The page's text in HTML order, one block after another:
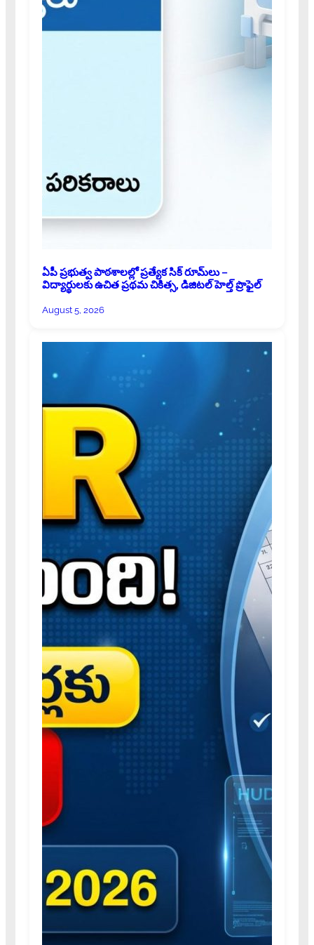
ఏపీ ప్రభుత్వ పాఠశాలల్లో ప్రత్యేక సిక్ రూమ్‌లు –
విద్యార్థులకు ఉచిత ప్రథమ చికిత్స, డిజిటల్ హెల్త్ ప్రొఫైల్
August 5, 2026